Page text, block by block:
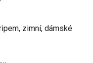
zimní, dámské